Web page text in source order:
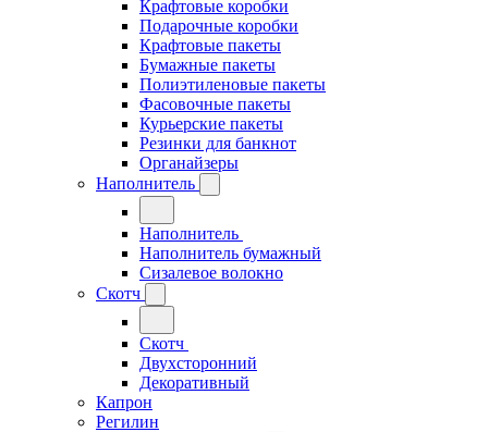
Крафтовые коробки
Подарочные коробки
Крафтовые пакеты
Бумажные пакеты
Полиэтиленовые пакеты
Фасовочные пакеты
Курьерские пакеты
Резинки для банкнот
Органайзеры
Наполнитель
Наполнитель
Наполнитель бумажный
Сизалевое волокно
Скотч
Скотч
Двухсторонний
Декоративный
Капрон
Регилин